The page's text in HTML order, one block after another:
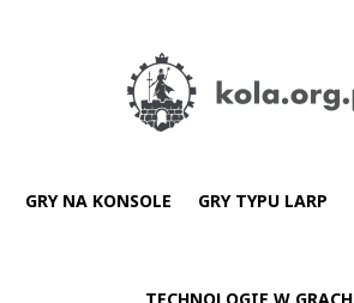
GRY NA KONSOLE GRY TYPU LARP